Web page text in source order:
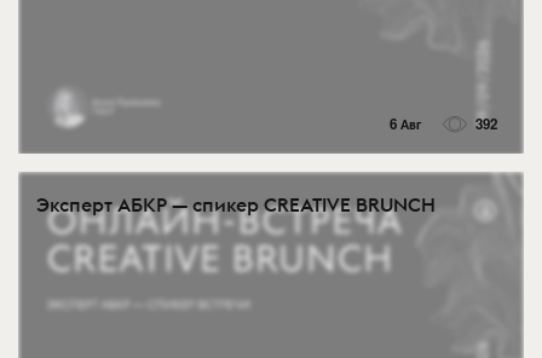
6 Авг 392
Эксперт АБКР — спикер CREATIVE BRUNCH